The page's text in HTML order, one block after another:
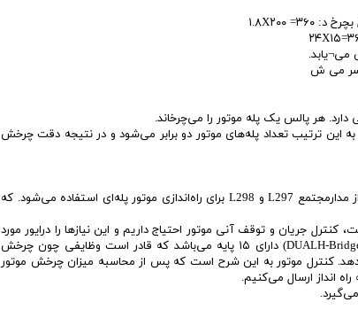
می¬یابد.
می ش
هر پالس یک پله موتور را می‌چرخاند.
به این ترتیب تعداد پله‌های موتور دو برابر می‌شود و در نتیجه دقت چرخش
• مدارهای راه‌انداز متنوعی برای استفاده از موتورهای پله‌ای وجود دارد. در اینجا از مدارمجتمع L297 و L298 برای راه‌اندازی موتور پله‌ای استفاده می‌شود. که
جریان و توقف آنی موتور احتیاج داریم و این نیازها را درایور مورد
نظر ما یعنی L298 براحتی تامین می نماید. L298 یک آیسی پل-H دوتایی ( DUALH-Bridge) دارای ۱۵ پایه می‌باشد که قادر است وظایفی چون چرخش
کنترل موتور به این شرح است که پس از محاسبه میزان چرخش موتور
راه انداز ارسال می‌کنیم.